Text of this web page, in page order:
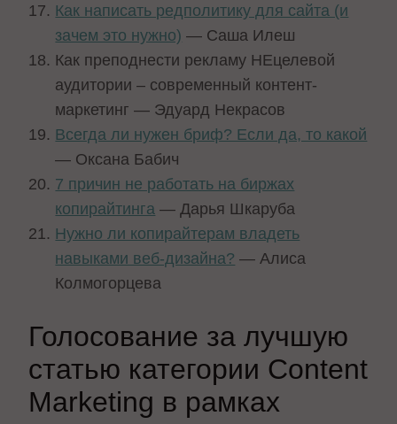
Как написать редполитику для сайта (и
зачем это нужно) — Саша Илеш
Как преподнести рекламу НЕцелевой
аудитории – современный контент-
маркетинг — Эдуард Некрасов
Всегда ли нужен бриф? Если да, то какой
— Оксана Бабич
7 причин не работать на биржах
копирайтинга — Дарья Шкаруба
Нужно ли копирайтерам владеть
навыками веб-дизайна? — Алиса
Колмогорцева